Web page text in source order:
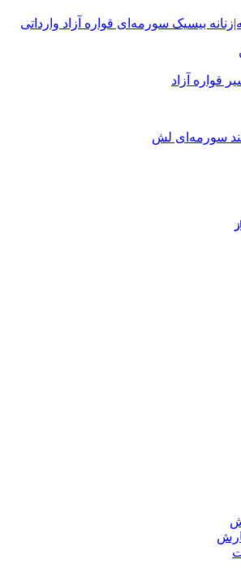
بیسیک سورمه‌ای قواره آزاد وارداتی
قواره آزاد
سورمه‌ای لش